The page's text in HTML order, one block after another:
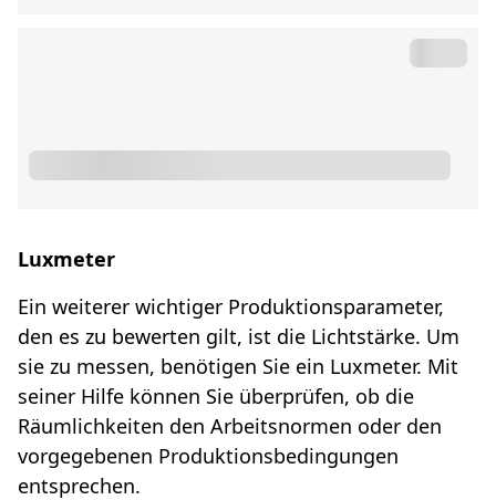
Luxmeter
Ein weiterer wichtiger Produktionsparameter,
den es zu bewerten gilt, ist die Lichtstärke. Um
sie zu messen, benötigen Sie ein Luxmeter. Mit
seiner Hilfe können Sie überprüfen, ob die
Räumlichkeiten den Arbeitsnormen oder den
vorgegebenen Produktionsbedingungen
entsprechen.